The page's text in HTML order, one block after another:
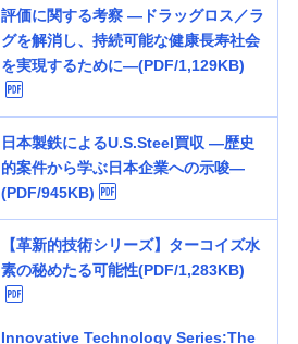
評価に関する考察 —ドラッグロス／ラ
グを解消し、持続可能な健康長寿社会
を実現するために—(PDF/1,129KB)
日本製鉄によるU.S.Steel買収 —歴史
的案件から学ぶ日本企業への示唆—
(PDF/945KB)
【革新的技術シリーズ】ターコイズ水
素の秘めたる可能性(PDF/1,283KB)
Innovative Technology Series:The